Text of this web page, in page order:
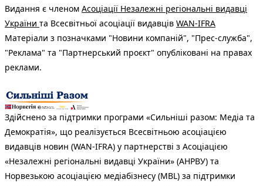
Видання є членом Асоціації Незалежні регіональні видавці
України та Всесвітньої асоціації видавців WAN-IFRA
Матеріали з позначками "Новини компаній", "Прес-служба",
"Реклама" та "Партнерський проєкт" опубліковані на правах
реклами.
Здійснено за підтримки програми «Сильніші разом: Медіа та
Демократія», що реалізується Всесвітньою асоціацією
видавців новин (WAN-IFRA) у партнерстві з Асоціацією
«Незалежні регіональні видавці України» (АНРВУ) та
Норвезькою асоціацією медіабізнесу (MBL) за підтримки